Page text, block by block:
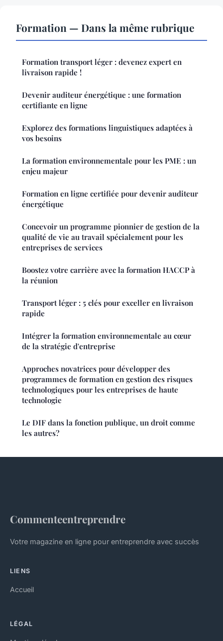
Formation — Dans la même rubrique
Formation transport léger : devenez expert en
livraison rapide !
Devenir auditeur énergétique : une formation
certifiante en ligne
Explorez des formations linguistiques adaptées à
vos besoins
La formation environnementale pour les PME : un
enjeu majeur
Formation en ligne certifiée pour devenir auditeur
énergétique
Concevoir un programme pionnier de gestion de la
qualité de vie au travail spécialement pour les
entreprises de services
Boostez votre carrière avec la formation HACCP à
la réunion
Transport léger : 5 clés pour exceller en livraison
rapide
Intégrer la formation environnementale au cœur
de la stratégie d'entreprise
Approches novatrices pour développer des
programmes de formation en gestion des risques
technologiques pour les entreprises de haute
technologie
Le DIF dans la fonction publique, un droit comme
les autres?
Commenteentreprendre
Votre magazine en ligne pour entreprendre avec succès
LIENS
Accueil
LÉGAL